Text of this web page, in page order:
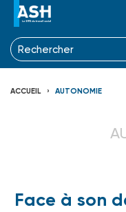
ACCUEIL AUTONOMIE
Face à son